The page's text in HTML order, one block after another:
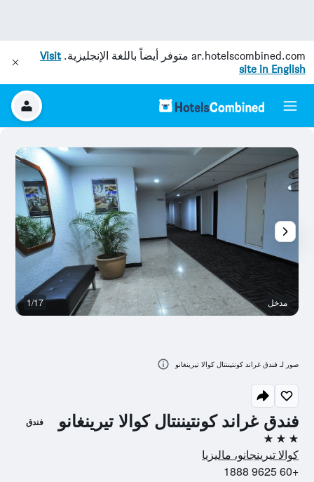
ar.hotelscombined.com متوفر أيضاً باللغة الإنجليزية.Visit
site in English
فندق غراند كونتيننتال كوالا تيرينغانو فندق
3 نجوم
كوالا تيرينجانو، ماليزيا
+60 9625 1888
مدخل 1/17
صور لـ فندق غراند كونتيننتال كوالا تيرينغانو